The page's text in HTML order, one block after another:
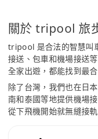
關於 tripool 旅
tripool 是合法的智慧叫
接送、包車和機場接送
全家出遊，都能找到最
除了台灣，我們也在日
南和泰國等地提供機場
從下飛機開始就無縫接